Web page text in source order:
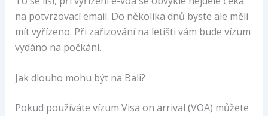
na potvrzovací email. Do několika dnů byste ale měli
mít vyřízeno. Při zařizování na letišti vám bude vízum
vydáno na počkání.
Jak dlouho mohu být na Bali?
Pokud používáte vízum Visa on arrival (VOA) můžete